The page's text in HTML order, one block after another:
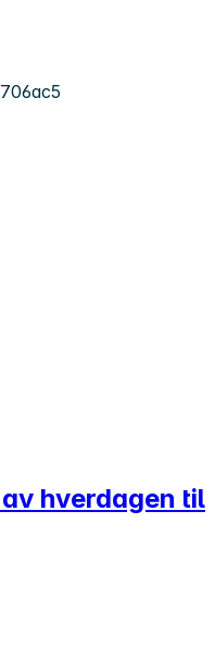
hverdagen til